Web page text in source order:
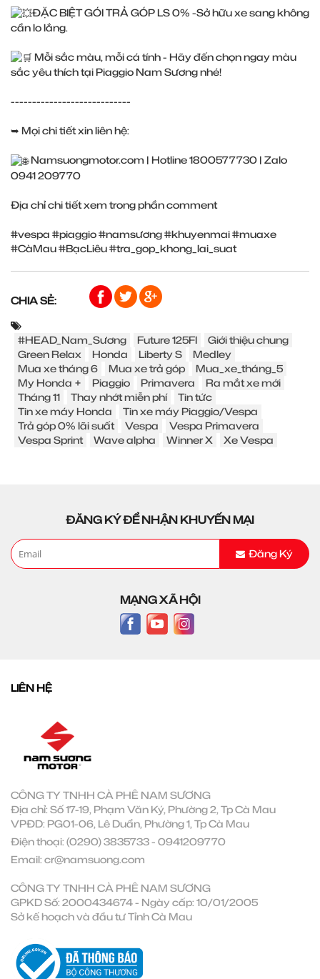
ĐẶC BIỆT GÓI TRẢ GÓP LS 0% -Sở hữu xe sang không
cần lo lắng.
Mỗi sắc màu, mỗi cá tính - Hãy đến chọn ngay màu
sắc yêu thích tại Piaggio Nam Sương nhé!
----------------------------
➥ Mọi chi tiết xin liên hệ:
Namsuongmotor.com | Hotline 1800577730 | Zalo
0941 209770
Địa chỉ chi tiết xem trong phần comment
#vespa #piaggio#namsương#khuyenmai#muaxe
#CàMau#BạcLiêu#tra_gop_khong_lai_suat
CHIA SẺ:
#HEAD_Nam_Sương Future 125FI
Giới thiệu chung
Green Relax
Honda Liberty S
Medley
Mua xe tháng 6
Mua xe trả góp
Mua_xe_tháng_5
My Honda +
Piaggio Primavera
Ra mắt xe mới
Tháng 11
Thay nhớt miễn phí
Tin tức
Tin xe máy Honda
Tin xe máy Piaggio/Vespa
Trả góp 0% lãi suất
Vespa
Vespa Primavera
Vespa Sprint
Wave alpha Winner X Xe Vespa
ĐĂNG KÝ ĐỂ NHẬN KHUYẾN MẠI
Đăng Ký
MẠNG XÃ HỘI
LIÊN HỆ
CÔNG TY TNHH CÀ PHÊ NAM SƯƠNG
Địa chỉ: Số 17-19, Phạm Văn Ký, Phường 2, Tp Cà Mau
VPĐD: PG01-06, Lê Duẩn, Phường 1, Tp Cà Mau
Điện thoại: (0290) 3835733- 0941209770
Email: cr@namsuong.com
CÔNG TY TNHH CÀ PHÊ NAM SƯƠNG
GPKD Số: 2000434674 - Ngày cấp: 10/01/2005
Sở kế hoạch và đầu tư Tỉnh Cà Mau